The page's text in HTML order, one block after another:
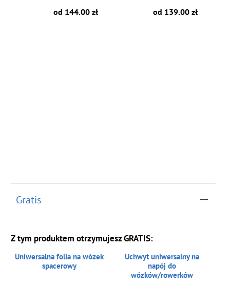
od 144.00 zł
od 139.00 zł
Gratis
Z tym produktem otrzymujesz GRATIS:
Uniwersalna folia na wózek
spacerowy
Uchwyt uniwersalny na
napój do
wózków/rowerków